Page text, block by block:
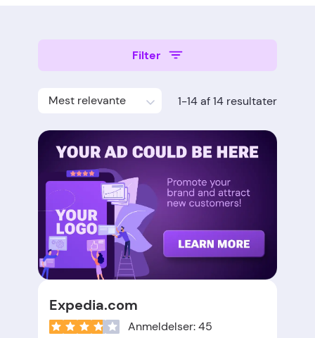
Filter
Mest relevante 1-14 af 14 resultater
Expedia.com
Anmeldelser: 45